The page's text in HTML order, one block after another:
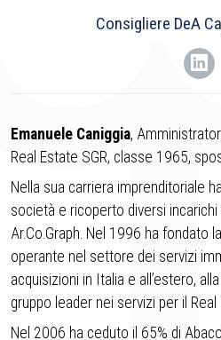
Consigliere DeA
Emanuele Caniggia,
Real Estate SGR, classe 1965,
Nella sua carriera imprenditoriale
società e ricoperto diversi
Ar.Co.Graph. Nel 1996 ha fondato
operante nel settore dei servizi
acquisizioni in Italia e all’estero,
gruppo leader nei servizi per il Real
Nel 2006 ha ceduto il 65% di